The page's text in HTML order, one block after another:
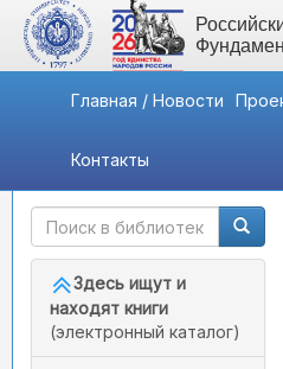
Главная / Новости
Контакты
Быстрый доступ
Здесь ищут и
находят книги
(электронный каталог)